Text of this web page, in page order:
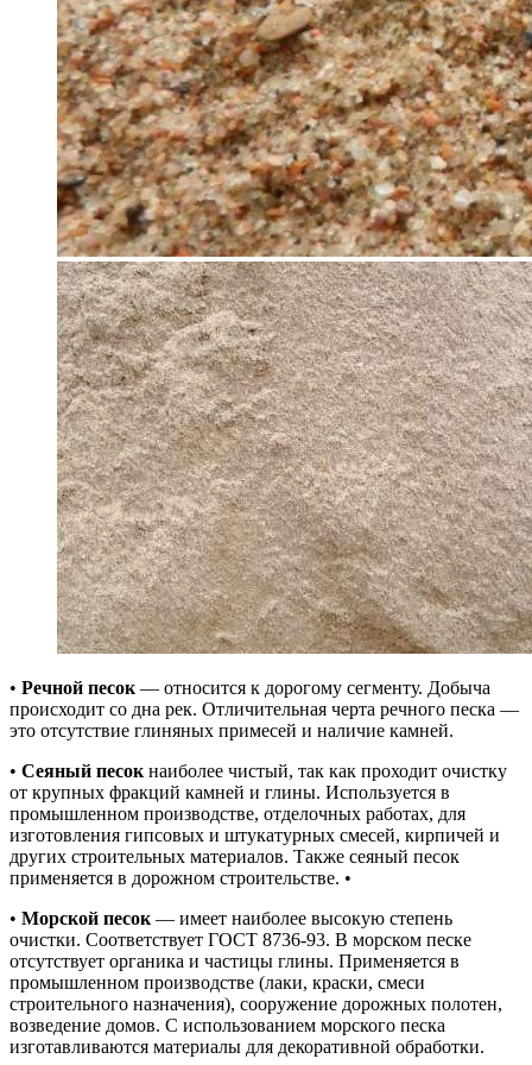
• Речной песок — относится к дорогому сегменту. Добыча
происходит со дна рек. Отличительная черта речного песка —
это отсутствие глиняных примесей и наличие камней.
• Сеяный песок наиболее чистый, так как проходит очистку
от крупных фракций камней и глины. Используется в
промышленном производстве, отделочных работах, для
изготовления гипсовых и штукатурных смесей, кирпичей и
других строительных материалов. Также сеяный песок
применяется в дорожном строительстве. •
• Морской песок — имеет наиболее высокую степень
очистки. Соответствует ГОСТ 8736-93. В морском песке
отсутствует органика и частицы глины. Применяется в
промышленном производстве (лаки, краски, смеси
строительного назначения), сооружение дорожных полотен,
возведение домов. С использованием морского песка
изготавливаются материалы для декоративной обработки.